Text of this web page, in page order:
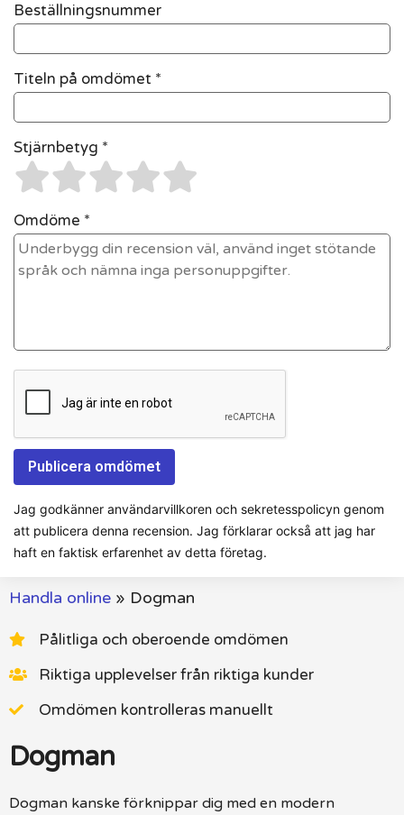
Beställningsnummer
Titeln på omdömet *
Stjärnbetyg *
Omdöme *
Jag godkänner användarvillkoren och sekretesspolicyn genom
att publicera denna recension. Jag förklarar också att jag har
haft en faktisk erfarenhet av detta företag.
Handla online » Dogman
Pålitliga och oberoende omdömen
Riktiga upplevelser från riktiga kunder
Omdömen kontrolleras manuellt
Dogman
Dogman kanske förknippar dig med en modern